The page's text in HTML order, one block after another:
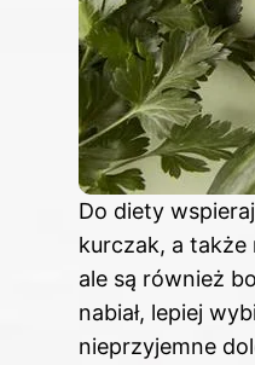
Do diety
kurczak, a także
ale są również
nabiał, lepiej
nieprzyjemne